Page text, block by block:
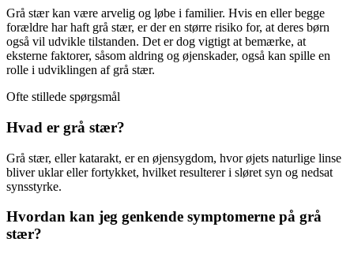
Grå stær kan være arvelig og løbe i familier. Hvis en eller begge
forældre har haft grå stær, er der en større risiko for, at deres børn
også vil udvikle tilstanden. Det er dog vigtigt at bemærke, at
eksterne faktorer, såsom aldring og øjenskader, også kan spille en
rolle i udviklingen af grå stær.
Ofte stillede spørgsmål
Hvad er grå stær?
Grå stær, eller katarakt, er en øjensygdom, hvor øjets naturlige linse
bliver uklar eller fortykket, hvilket resulterer i sløret syn og nedsat
synsstyrke.
Hvordan kan jeg genkende symptomerne på grå
stær?